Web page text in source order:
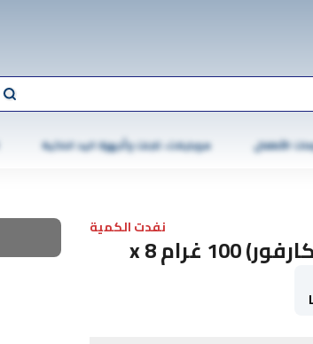
الأطفال موبايلات، تابلت وأجهزة اليد الذكية
نفدت الكمية